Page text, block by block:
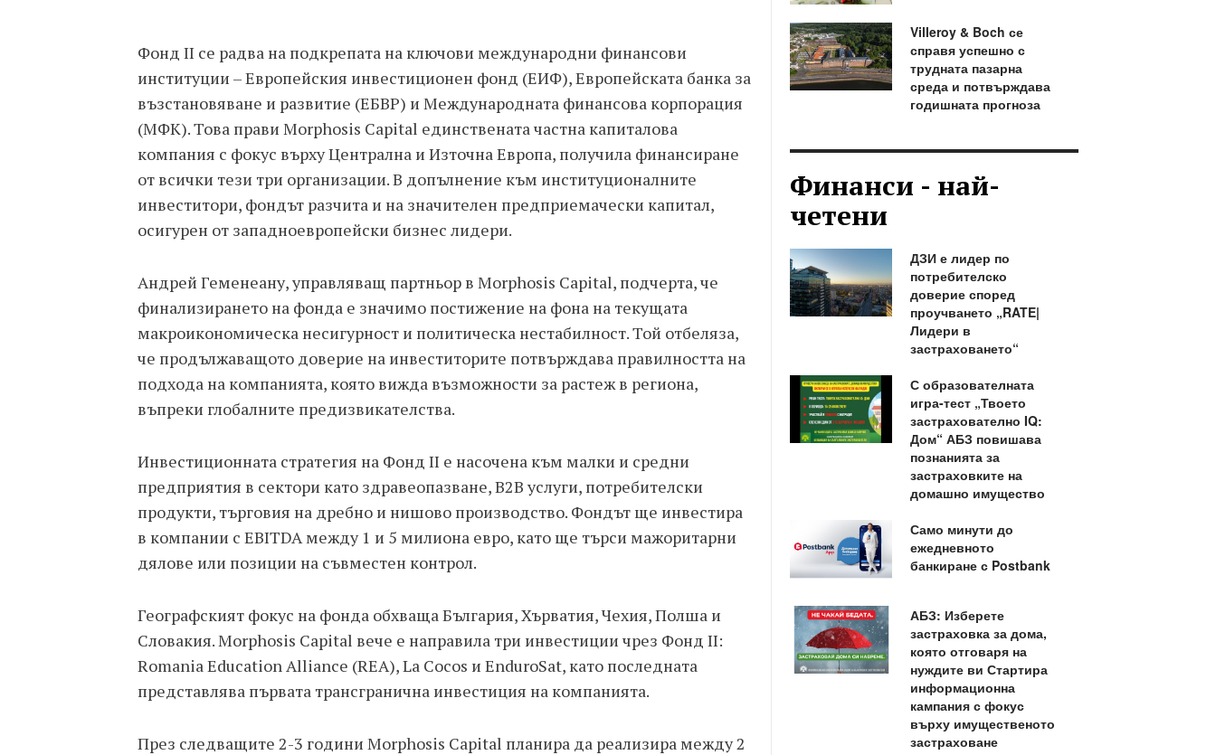
Фонд II се радва на подкрепата на ключови международни финансови
институции – Европейския инвестиционен фонд (ЕИФ), Европейската банка за
възстановяване и развитие (ЕБВР) и Международната финансова корпорация
(МФК). Това прави Morphosis Capital единствената частна капиталова
компания с фокус върху Централна и Източна Европа, получила финансиране
от всички тези три организации. В допълнение към институционалните
инвеститори, фондът разчита и на значителен предприемачески капитал,
осигурен от западноевропейски бизнес лидери.
Андрей Геменеану, управляващ партньор в Morphosis Capital, подчерта, че
финализирането на фонда е значимо постижение на фона на текущата
макроикономическа несигурност и политическа нестабилност. Той отбеляза,
че продължаващото доверие на инвеститорите потвърждава правилността на
подхода на компанията, която вижда възможности за растеж в региона,
въпреки глобалните предизвикателства.
Инвестиционната стратегия на Фонд II е насочена към малки и средни
предприятия в сектори като здравеопазване, B2B услуги, потребителски
продукти, търговия на дребно и нишово производство. Фондът ще инвестира
в компании с EBITDA между 1 и 5 милиона евро, като ще търси мажоритарни
дялове или позиции на съвместен контрол.
Географският фокус на фонда обхваща България, Хърватия, Чехия, Полша и
Словакия. Morphosis Capital вече е направила три инвестиции чрез Фонд II:
Romania Education Alliance (REA), La Cocos и EnduroSat, като последната
представлява първата трансгранична инвестиция на компанията.
През следващите 2-3 години Morphosis Capital планира да реализира между 2
Villeroy & Boch се
справя успешно с
трудната пазарна
среда и потвърждава
годишната прогноза
Финанси - най-
четени
ДЗИ е лидер по
потребителско
доверие според
проучването „RATE|
Лидери в
застраховането“
С образователната
игра-тест „Твоето
застрахователно IQ:
Дом“ АБЗ повишава
познанията за
застраховките на
домашно имущество
Само минути до
ежедневното
банкиране с Postbank
АБЗ: Изберете
застраховка за дома,
която отговаря на
нуждите ви Стартира
информационна
кампания с фокус
върху имущественото
застраховане